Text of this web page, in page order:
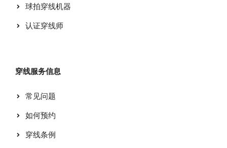
球拍穿线机器
认证穿线师
穿线服务信息
常见问题
如何预约
穿线条例